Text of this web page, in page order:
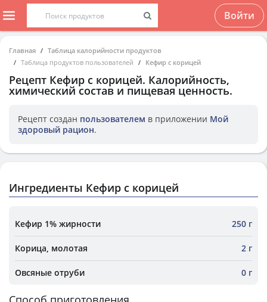
Войти
Главная
Таблица калорийности продуктов
Таблица продуктов пользователей
Кефир с корицей
Рецепт Кефир с корицей. Калорийность,
химический состав и пищевая ценность.
Рецепт создан пользователем в приложении Мой
здоровый рацион.
Ингредиенты Кефир с корицей
Кефир 1% жирности 250 г
Корица, молотая 2 г
Овсяные отруби 0 г